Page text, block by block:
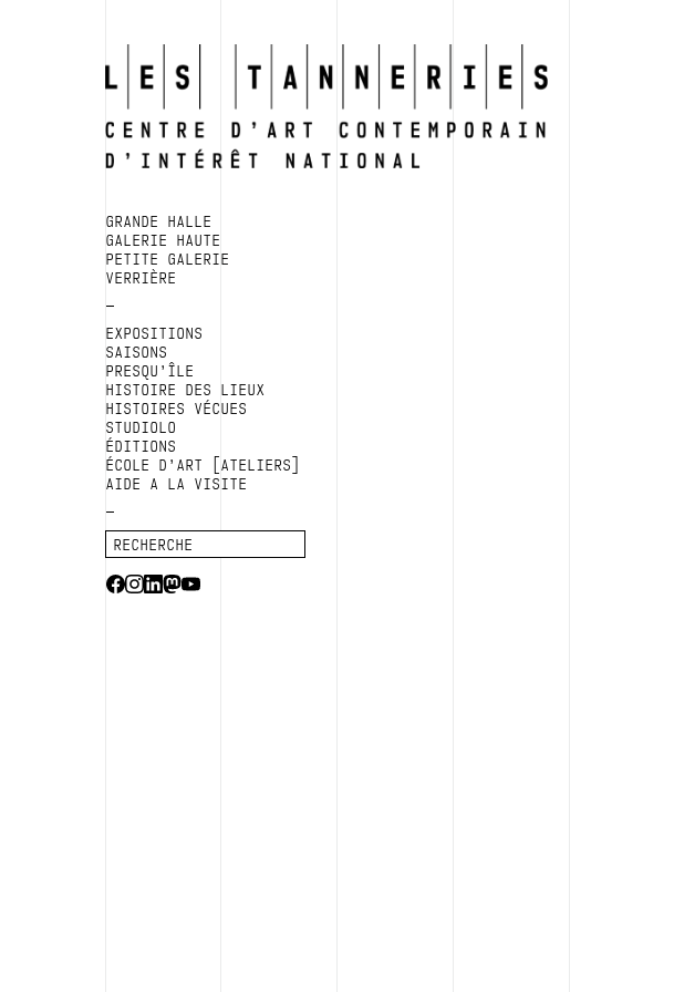
GRANDE HALLE
GALERIE HAUTE
PETITE GALERIE
VERRIÈRE
EXPOSITIONS
SAISONS
PRESQU’ÎLE
HISTOIRE DES LIEUX
HISTOIRES VÉCUES
STUDIOLO
ÉDITIONS
ÉCOLE D’ART [ATELIERS]
AIDE A LA VISITE